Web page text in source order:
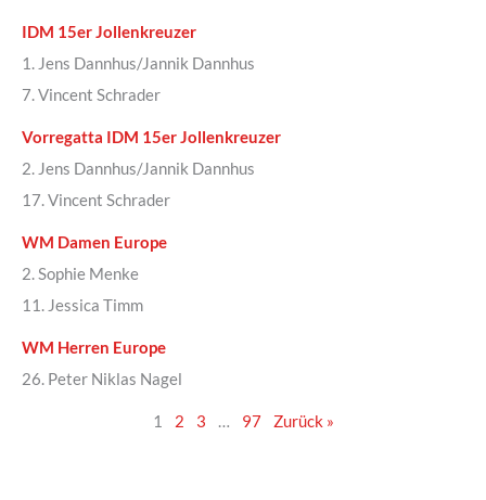
IDM 15er Jollenkreuzer
1. Jens Dannhus/Jannik Dannhus
7. Vincent Schrader
Vorregatta IDM 15er Jollenkreuzer
2. Jens Dannhus/Jannik Dannhus
17. Vincent Schrader
WM Damen Europe
2. Sophie Menke
11. Jessica Timm
WM Herren Europe
26. Peter Niklas Nagel
1 2 3 … 97 Zurück »